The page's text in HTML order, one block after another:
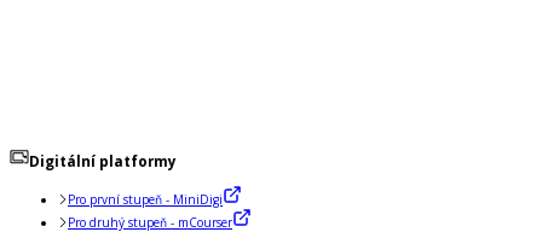
Digitální platformy
Pro první stupeň - MiniDigi
Pro druhý stupeň - mCourser